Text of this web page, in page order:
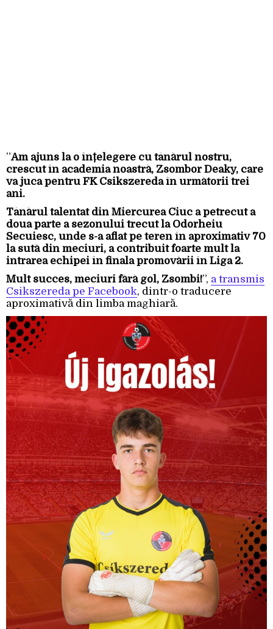
”Am ajuns la o înțelegere cu tânărul nostru,
crescut în academia noastră, Zsombor Deaky, care
va juca pentru FK Csikszereda în următorii trei
ani.
Tânărul talentat din Miercurea Ciuc a petrecut a
doua parte a sezonului trecut la Odorheiu
Secuiesc, unde s-a aflat pe teren în aproximativ 70
la sută din meciuri, a contribuit foarte mult la
intrarea echipei în finala promovării în Liga 2.
Mult succes, meciuri fără gol, Zsombi!”, a transmis
Csikszereda pe Facebook, dintr-o traducere
aproximativă din limba maghiară.